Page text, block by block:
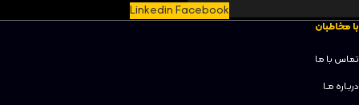
LinkedinFacebook
با مخاطبان
تماس با ما
دربـاره مـا